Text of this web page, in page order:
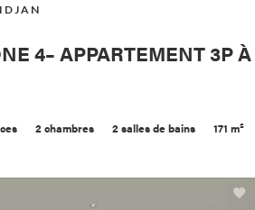
4– APPARTEMENT 3P À
2 chambres 2 salles de bains 171 m²